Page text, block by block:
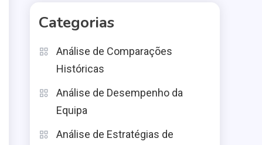
Categorias
Análise de Comparações
Históricas
Análise de Desempenho da
Equipa
Análise de Estratégias de